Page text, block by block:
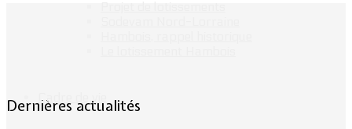
Cadre de vie
Dernières actualités